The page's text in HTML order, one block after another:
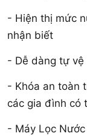
- Hiện thị mức
nhận biết
- Dễ dàng tự vệ
- Khóa an toàn
các gia đình có
- Máy Lọc